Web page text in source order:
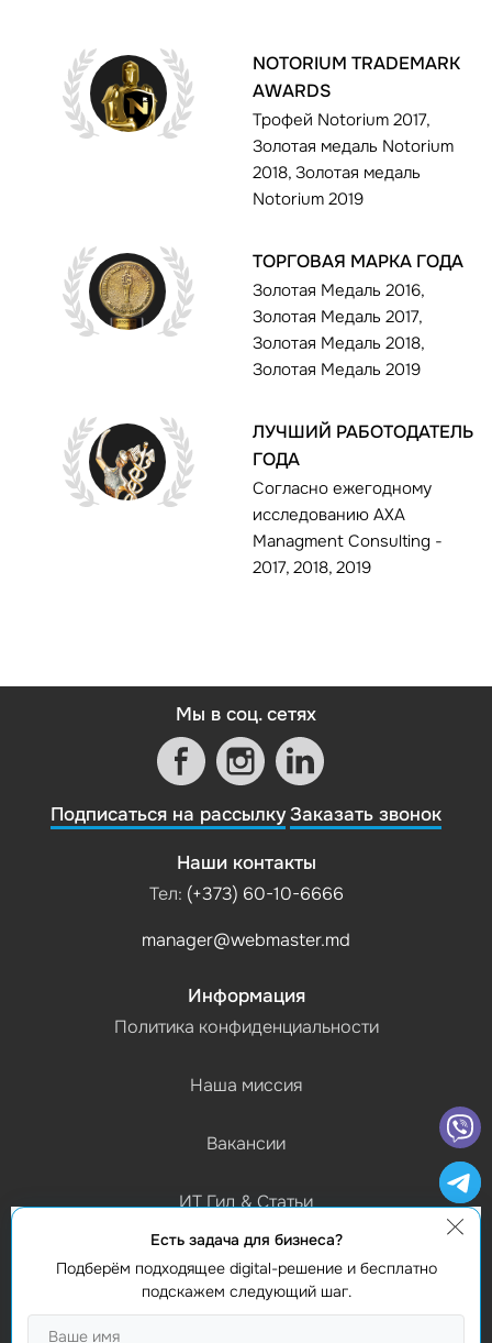
NOTORIUM TRADEMARK
AWARDS
Трофей Notorium 2017,
Золотая медаль Notorium
2018, Золотая медаль
Notorium 2019
ТОРГОВАЯ МАРКА ГОДА
Золотая Медаль 2016,
Золотая Медаль 2017,
Золотая Медаль 2018,
Золотая Медаль 2019
ЛУЧШИЙ РАБОТОДАТЕЛЬ
ГОДА
Согласно ежегодному
исследованию AXA
Managment Consulting -
2017, 2018, 2019
Мы в соц. сетях
Подписаться на рассылкуЗаказать звонок
Наши контакты
Тел: (+373) 60-10-6666
manager@webmaster.md
Информация
Политика конфиденциальности
Наша миссия
Вакансии
ИТ Гид & Статьи
График работы
(Пн-Пт) 9:00 - 18:00
Есть задача для бизнеса?
Подберём подходящее digital-решение и бесплатно
подскажем следующий шаг.